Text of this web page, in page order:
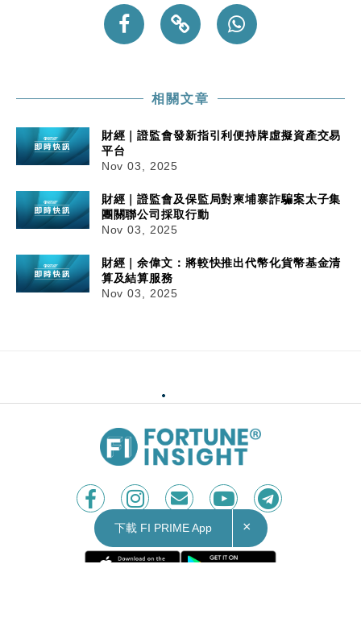
相關文章
財經｜證監會發新指引利便持牌虛擬資產交易
平台
Nov 03, 2025
財經｜證監會及保監局對柬埔寨詐騙案太子集
團關聯公司採取行動
Nov 03, 2025
財經｜余偉文：將較快推出代幣化貨幣基金清
算及結算服務
Nov 03, 2025
下載 FI PRIME App ×